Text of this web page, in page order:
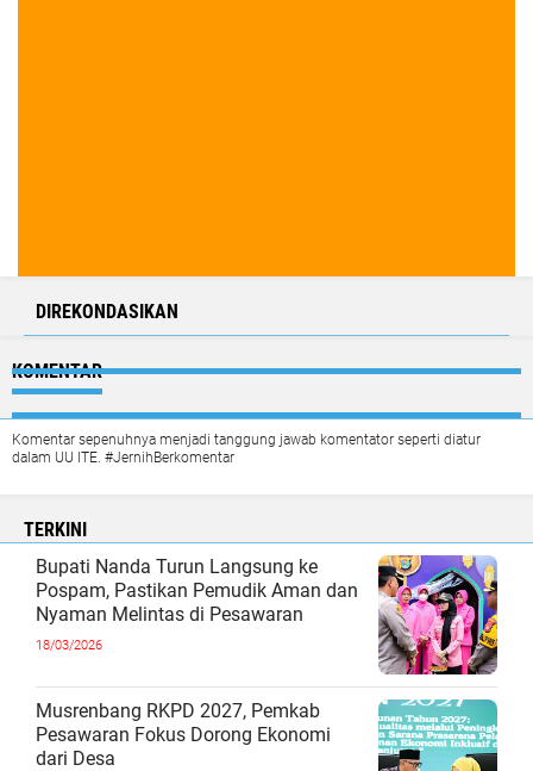
DIREKONDASIKAN
KOMENTAR
Komentar sepenuhnya menjadi tanggung jawab komentator seperti diatur
dalam UU ITE. #JernihBerkomentar
TERKINI
Bupati Nanda Turun Langsung ke
Pospam, Pastikan Pemudik Aman dan
Nyaman Melintas di Pesawaran
18/03/2026
Musrenbang RKPD 2027, Pemkab
Pesawaran Fokus Dorong Ekonomi
dari Desa